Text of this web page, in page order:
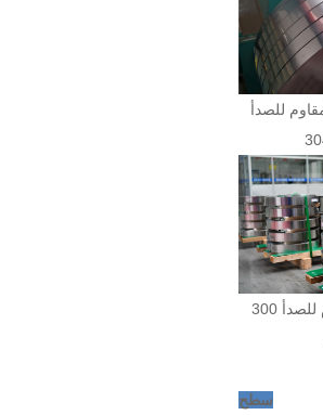
للصدأ
300 قطاع الفولاذ المقاوم للصدأ
سطح